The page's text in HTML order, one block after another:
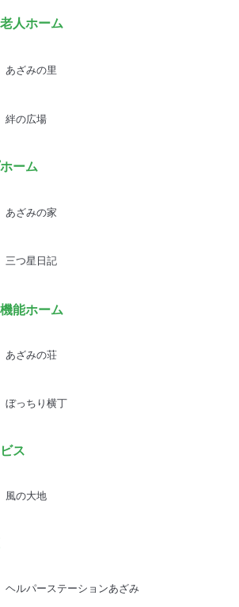
人ホーム
ざみの里
の広場
ーム
ざみの家
つ星日記
能ホーム
ざみの荘
っちり横丁
ス
の大地
ルパーステーションあざみ